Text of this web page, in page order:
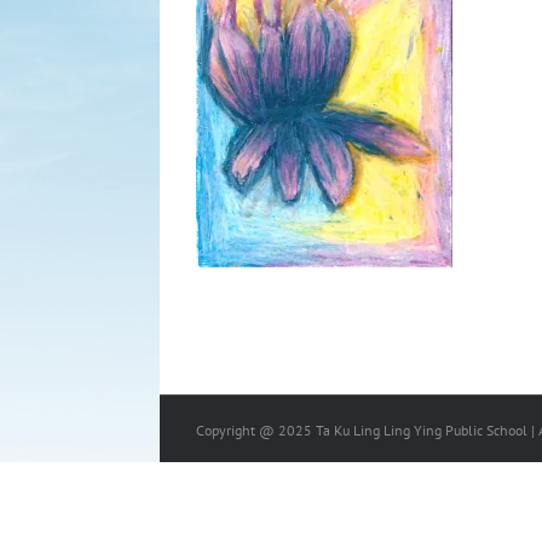
Copyright @ 2025 Ta Ku Ling Ling Ying Public School |